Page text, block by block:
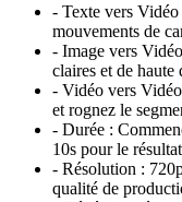
- Texte vers Vidéo
mouvements de
- Image vers
claires et de haute
- Vidéo vers
et rognez le
- Durée :
10s pour le
- Résolution :
qualité de